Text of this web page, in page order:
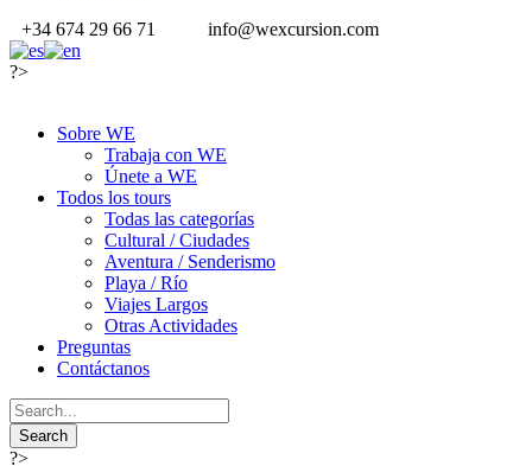
+34 674 29 66 71
info@wexcursion.com
?>
Sobre WE
Trabaja con WE
Únete a WE
Todos los tours
Todas las categorías
Cultural / Ciudades
Aventura / Senderismo
Playa / Río
Viajes Largos
Otras Actividades
Preguntas
Contáctanos
?>